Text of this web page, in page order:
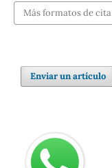
Más formatos de cita
Enviar un artículo